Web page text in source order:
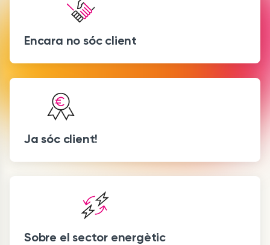
Encara no sóc client
Ja sóc client!
Sobre el sector energètic